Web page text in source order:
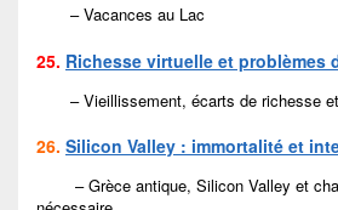
– Vacances au Lac
25. Richesse virtuelle et problèmes
– Vieillissement, écarts de richesse
26. Silicon Valley : immortalité et
– Grèce antique, Silicon Valley et